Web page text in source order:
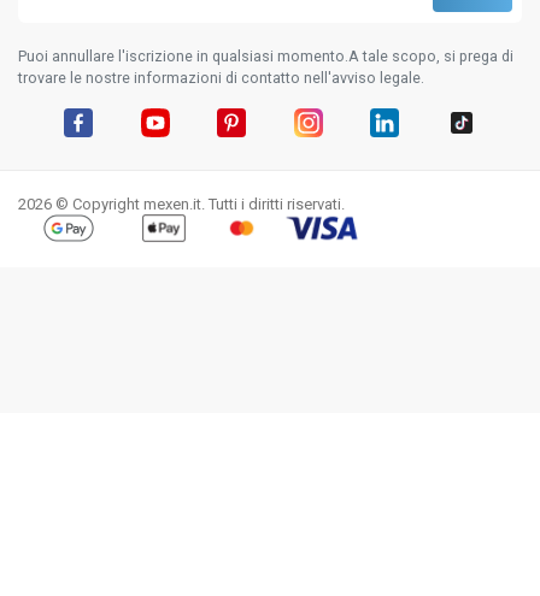
Puoi annullare l'iscrizione in qualsiasi momento.A tale scopo, si prega di
trovare le nostre informazioni di contatto nell'avviso legale.
2026 © Copyright mexen.it. Tutti i diritti riservati.